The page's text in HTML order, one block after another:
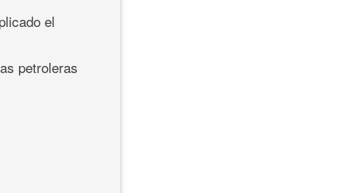
el
petroleras